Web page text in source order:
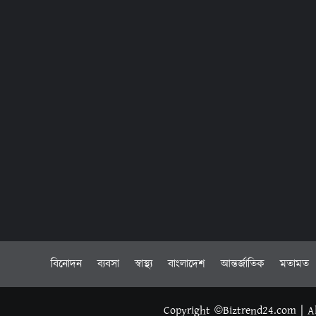
বিনোদন ব্যবসা স্বাস্থ্য বাংলাদেশ আন্তর্জাতিক মতামত
Copyright ©Biztrend24.com |